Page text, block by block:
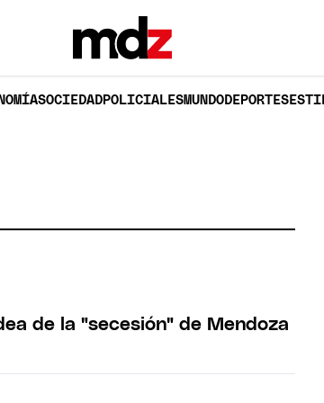
SOCIEDADPOLICIALESMUNDODEPORTES
de la "secesión" de Mendoza